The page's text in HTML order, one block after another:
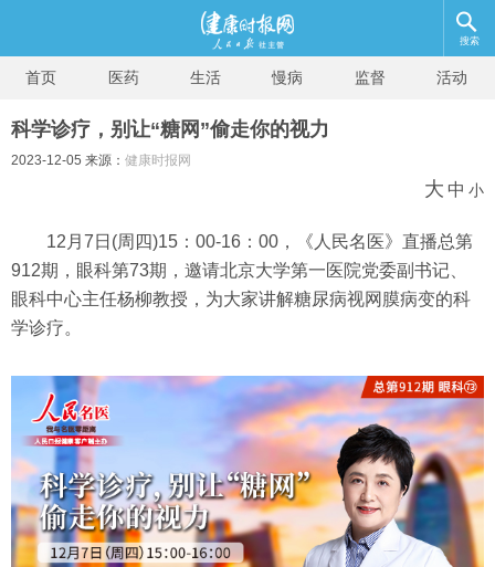
搜索
首页 医药 生活 慢病 监督 活动
科学诊疗，别让“糖网”偷走你的视力
2023-12-05 来源： 健康时报网
大 中 小
12月7日(周四)15：00-16：00，《人民名医》直播总第
912期，眼科第73期，邀请北京大学第一医院党委副书记、
眼科中心主任杨柳教授，为大家讲解糖尿病视网膜病变的科
学诊疗。